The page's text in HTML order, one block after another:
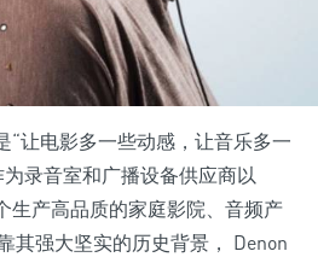
“让电影多一些动感，让音乐多一
录音室和广播设备供应商以
生产高品质的家庭影院、音频产
其强大坚实的历史背景， Denon